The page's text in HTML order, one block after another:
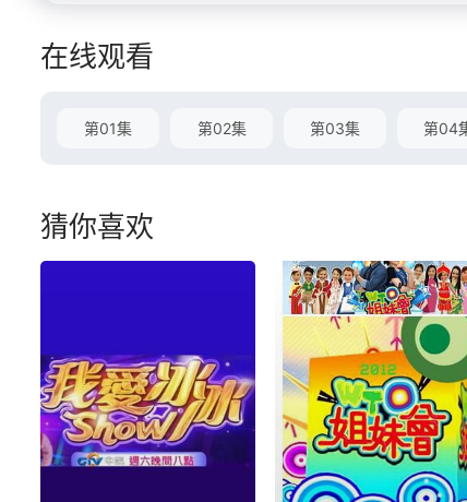
在线观看
第01集 第02集 第03集 第04
猜你喜欢